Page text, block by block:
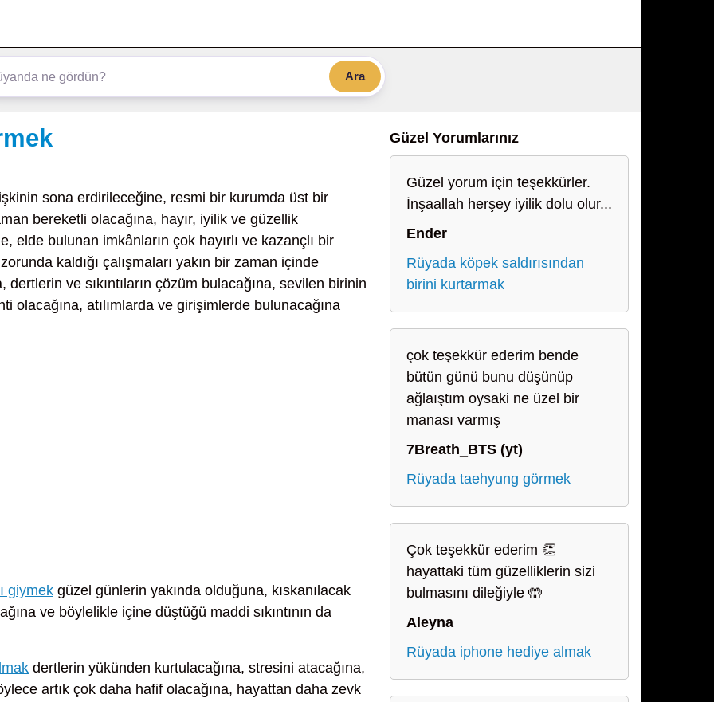
Ara
sona erdirileceğine, resmi bir kurumda üst bir
bereketli olacağına, hayır, iyilik ve güzellik
elde bulunan imkânların çok hayırlı ve kazançlı bir
kaldığı çalışmaları yakın bir zaman içinde
ve sıkıntıların çözüm bulacağına, sevilen birinin
olacağına, atılımlarda ve girişimlerde bulunacağına
giymek güzel günlerin yakında olduğuna, kıskanılacak
ve böylelikle içine düştüğü maddi sıkıntının da
dertlerin yükünden kurtulacağına, stresini atacağına,
artık çok daha hafif olacağına, hayattan daha zevk
Güzel Yorumlarınız
Güzel yorum için teşekkürler.
İnşaallah herşey iyilik dolu olur...
Ender
Rüyada köpek saldırısından
birini kurtarmak
çok teşekkür ederim bende
bütün günü bunu düşünüp
ağlaıştım oysaki ne üzel bir
manası varmış
7Breath_BTS (yt)
Rüyada taehyung görmek
Çok teşekkür ederim 👏
hayattaki tüm güzelliklerin sizi
bulmasını dileğiyle 🤲
Aleyna
Rüyada iphone hediye almak